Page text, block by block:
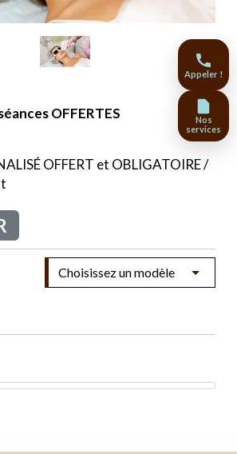
OFFERTES
OFFERT et OBLIGATOIRE /
Appeler !
Nos
services